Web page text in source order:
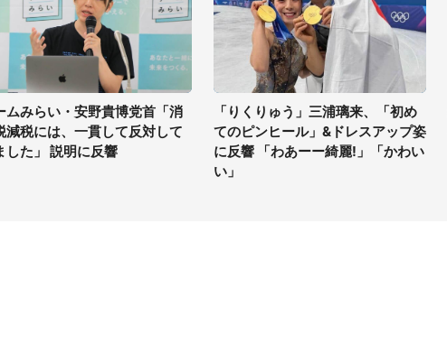
ムみらい・安野貴博党首「消
減税には、一貫して反対して
した」 説明に反響
「りくりゅう」三浦璃来、「初め
てのピンヒール」&ドレスアップ姿
に反響 「わあーー綺麗!」「かわい
い」